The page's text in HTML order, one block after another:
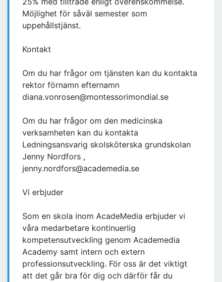
Möjlighet för såväl semester som
uppehållstjänst.
Kontakt
Om du har frågor om tjänsten kan du kontakta
rektor förnamn efternamn
diana.vonrosen@montessorimondial.se
Om du har frågor om den medicinska
verksamheten kan du kontakta
Ledningsansvarig skolsköterska grundskolan
Jenny Nordfors ,
jenny.nordfors@academedia.se
Vi erbjuder
Som en skola inom AcadeMedia erbjuder vi
våra medarbetare kontinuerlig
kompetensutveckling genom Academedia
Academy samt intern och extern
professionsutveckling. För oss är det viktigt
att det går bra för dig och därför får du